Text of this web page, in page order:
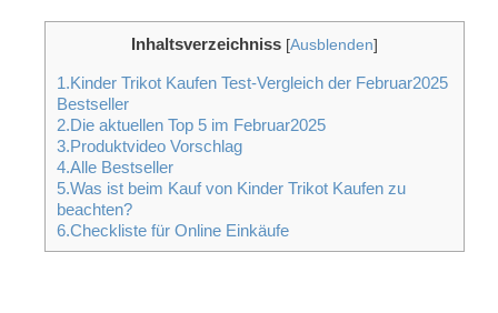
Inhaltsverzeichniss [Ausblenden]
1.Kinder Trikot Kaufen Test-Vergleich der Februar2025
Bestseller
2.Die aktuellen Top 5 im Februar2025
3.Produktvideo Vorschlag
4.Alle Bestseller
5.Was ist beim Kauf von Kinder Trikot Kaufen zu
beachten?
6.Checkliste für Online Einkäufe